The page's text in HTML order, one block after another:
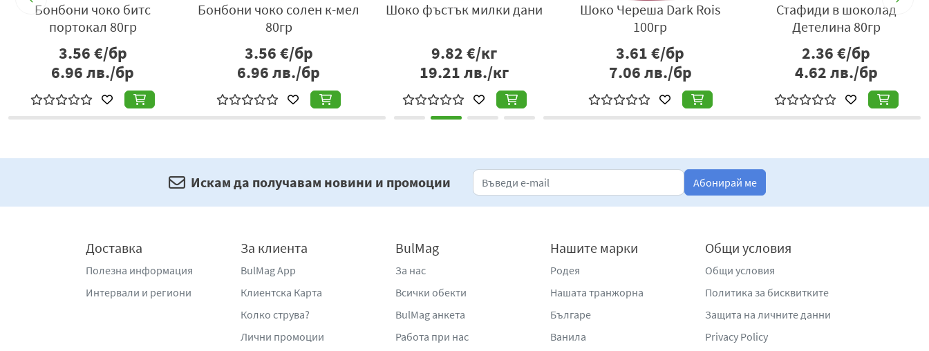
Бонбони чоко битс
портокал 80гр
3.56€/бр
6.96лв./бр
Бонбони чоко солен к-мел
80гр
3.56€/бр
6.96лв./бр
Шоко фъстък милки дани
9.82€/кг
19.21лв./кг
Шоко Череша Dark Rois
100гр
3.61€/бр
7.06лв./бр
Стафиди в шоколад
Детелина 80гр
2.36€/бр
4.62лв./бр
Искам да получавам новини и промоции Абонирай ме
Доставка
Полезна информация
Интервали и региони
За клиента
BulMag App
Клиентска Карта
Колко струва?
Лични промоции
BulMag
За нас
Всички обекти
BulMag анкета
Работа при нас
Нашите марки
Родея
Нашата транжорна
Българе
Ванила
Общи условия
Общи условия
Политика за бисквитките
Защита на личните данни
Privacy Policy